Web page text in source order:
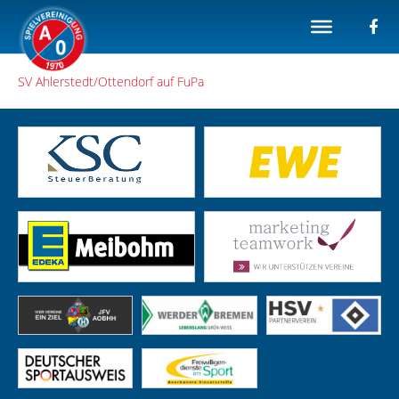
SV Ahlerstedt/Ottendorf auf FuPa